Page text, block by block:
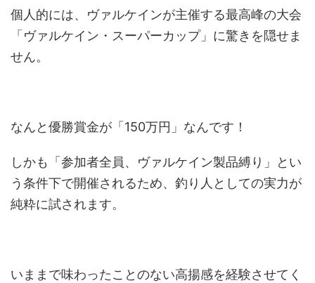
個人的には、ヴァルケインが主催する最高峰の大会
「ヴァルケイン・スーパーカップ」に驚きを隠せま
せん。
なんと優勝賞金が「150万円」なんです！
しかも「参加者全員、ヴァルケイン製品縛り」とい
う条件下で開催されるため、釣り人としての実力が
純粋に試されます。
いままで味わったことのない高揚感を経験させてく